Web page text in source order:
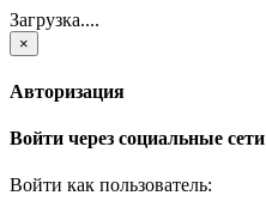
Загрузка....
×
Авторизация
Войти через социальные сети
Войти как пользователь: